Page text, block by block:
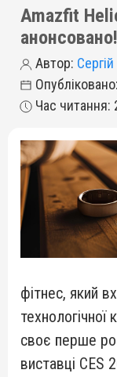
Amazfit
анонсовано!
Автор:
Час читання:
фітнес, який
своє перше
виставці CES